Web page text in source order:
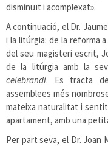
disminuït i acomplexat».
A continuació, el Dr.
i la litúrgia: de la reforma
del seu magisteri escrit,
de la litúrgia amb la
celebrandi. Es tracta
assemblees més
mateixa naturalitat i
apartament, amb una
Per part seva, el Dr. Joan